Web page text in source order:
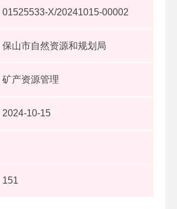
01525533-X/20241015-00002
保山市自然资源和规划局
矿产资源管理
2024-10-15
151